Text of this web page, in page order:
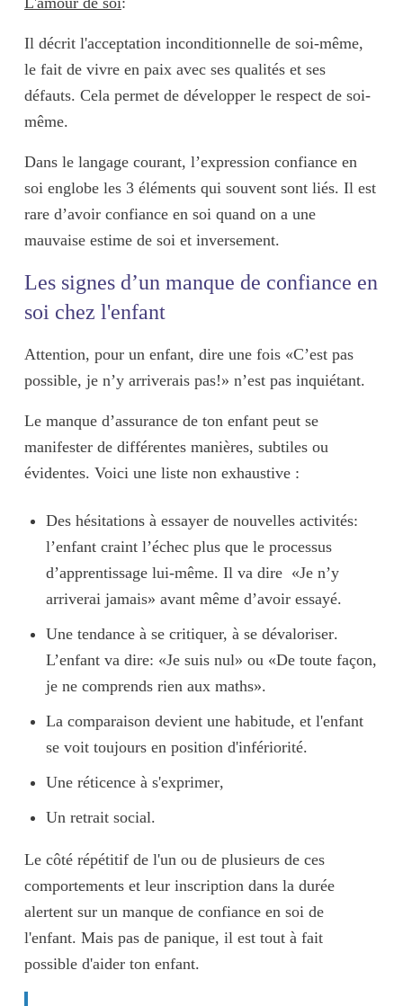
Il décrit l'acceptation inconditionnelle de soi-même,
le fait de vivre en paix avec ses qualités et ses
défauts. Cela permet de développer le respect de soi-
même.
Dans le langage courant, l’expression confiance en
soi englobe les 3 éléments qui souvent sont liés. Il est
rare d’avoir confiance en soi quand on a une
mauvaise estime de soi et inversement.
Les signes d’un manque de confiance en
soi chez l'enfant
Attention, pour un enfant, dire une fois «C’est pas
possible, je n’y arriverais pas!» n’est pas inquiétant.
Le manque d’assurance de ton enfant peut se
manifester de différentes manières, subtiles ou
évidentes. Voici une liste non exhaustive :
Des hésitations à essayer de nouvelles activités:
l’enfant craint l’échec plus que le processus
d’apprentissage lui-même. Il va dire «Je n’y
arriverai jamais» avant même d’avoir essayé.
Une tendance à se critiquer, à se dévaloriser.
L’enfant va dire: «Je suis nul» ou «De toute façon,
je ne comprends rien aux maths».
La comparaison devient une habitude, et l'enfant
se voit toujours en position d'infériorité.
Une réticence à s'exprimer,
Un retrait social.
Le côté répétitif de l'un ou de plusieurs de ces
comportements et leur inscription dans la durée
alertent sur un manque de confiance en soi de
l'enfant. Mais pas de panique, il est tout à fait
possible d'aider ton enfant.